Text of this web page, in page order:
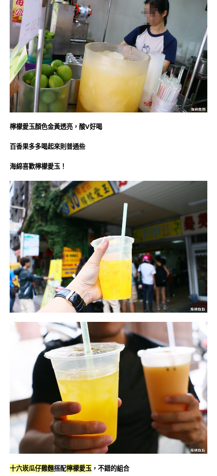
檸檬愛玉顏色金黃透亮，酸V好喝
百香果多多喝起來則普通些
海綿喜歡檸檬愛玉！
十六崁瓜仔雞麵搭配檸檬愛玉 ，不錯的組合